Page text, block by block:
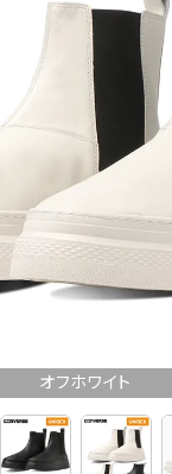
オフホワイト